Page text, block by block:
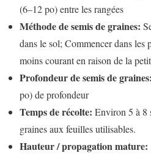
(6–12 po) entre les rangées
Méthode de semis de graines:
dans le sol; Commencer dans les
moins courant en raison de la
Profondeur de semis de graines:
po) de profondeur
Temps de récolte: Environ 5 à 8
graines aux feuilles utilisables.
Hauteur / propagation mature: